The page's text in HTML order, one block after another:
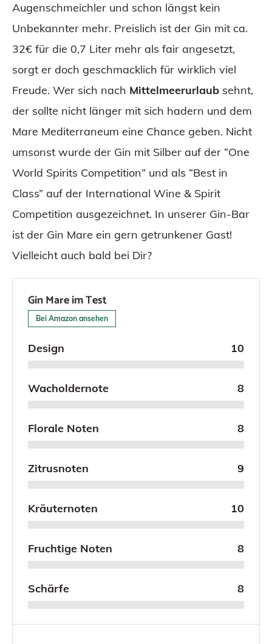
Augenschmeichler und schon längst kein
Unbekannter mehr. Preislich ist der Gin mit ca.
32€ für die 0,7 Liter mehr als fair angesetzt,
sorgt er doch geschmacklich für wirklich viel
Freude. Wer sich nach Mittelmeerurlaub sehnt,
der sollte nicht länger mit sich hadern und dem
Mare Mediterraneum eine Chance geben. Nicht
umsonst wurde der Gin mit Silber auf der “One
World Spirits Competition” und als “Best in
Class” auf der International Wine & Spirit
Competition ausgezeichnet. In unserer Gin-Bar
ist der Gin Mare ein gern getrunkener Gast!
Vielleicht auch bald bei Dir?
Gin Mare im Test
Bei Amazon ansehen
Design 10
Wacholdernote 8
Florale Noten 8
Zitrusnoten 9
Kräuternoten 10
Fruchtige Noten 8
Schärfe 8